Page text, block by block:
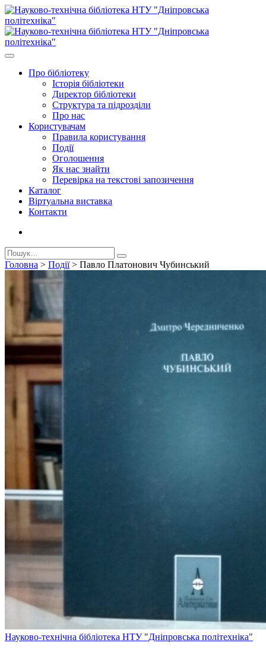
Про бiблiотеку
Історія бібліотеки
Директор бiблiотеки
Структура та підрозділи
Про нас
Користувачам
Правила користування
Події
Оголошення
Як нас знайти
Перевірка на текстові запозичення
Каталог
Віртуальна виставка
Контакти
Головна > Події> Павло Платонович Чубинський
Науково-технічна бібліотека НТУ "Дніпровська політехніка"